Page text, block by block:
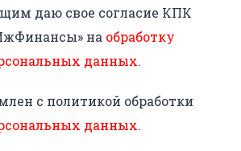
даю свое согласие КПК
на обработку
данных.
с политикой обработки
данных.